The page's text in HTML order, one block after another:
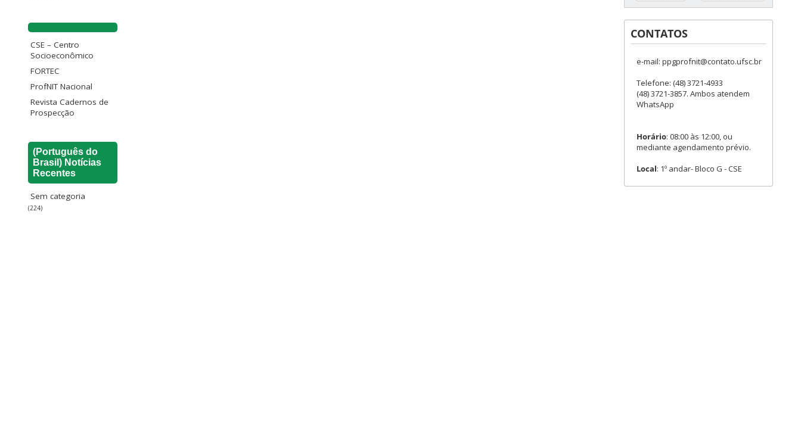
CSE – Centro
Socioeconômico
FORTEC
ProfNIT Nacional
Revista Cadernos de
Prospecção
(Português do
Brasil) Notícias
Recentes
Sem categoria
(224)
CONTATOS
e-mail: ppgprofnit@contato.ufsc.br
Telefone: (48) 3721-4933
(48) 3721-3857. Ambos atendem
WhatsApp
Horário: 08:00 às 12:00, ou
mediante agendamento prévio.
Local: 1º andar- Bloco G - CSE